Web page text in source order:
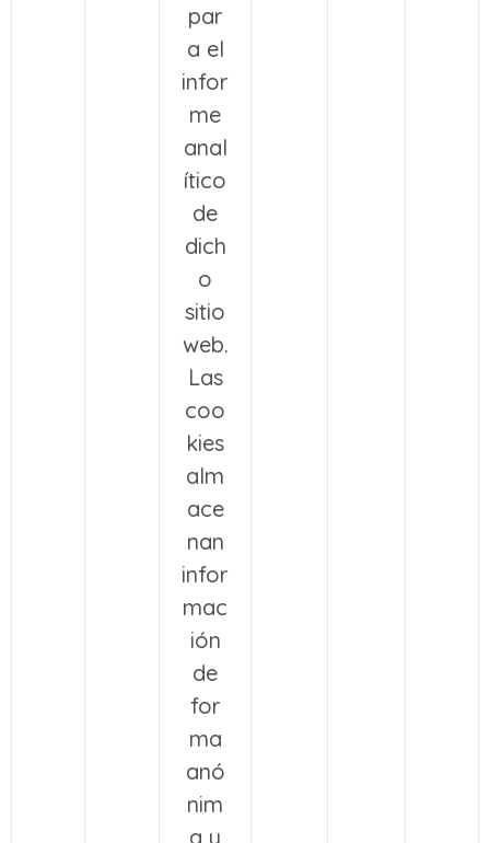
par
a el
infor
me
anal
ítico
de
dich
o
sitio
web.
Las
coo
kies
alm
ace
nan
infor
mac
ión
de
for
ma
anó
nim
a y